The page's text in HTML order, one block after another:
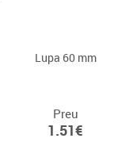
Lupa 60 mm
Preu
1.51€